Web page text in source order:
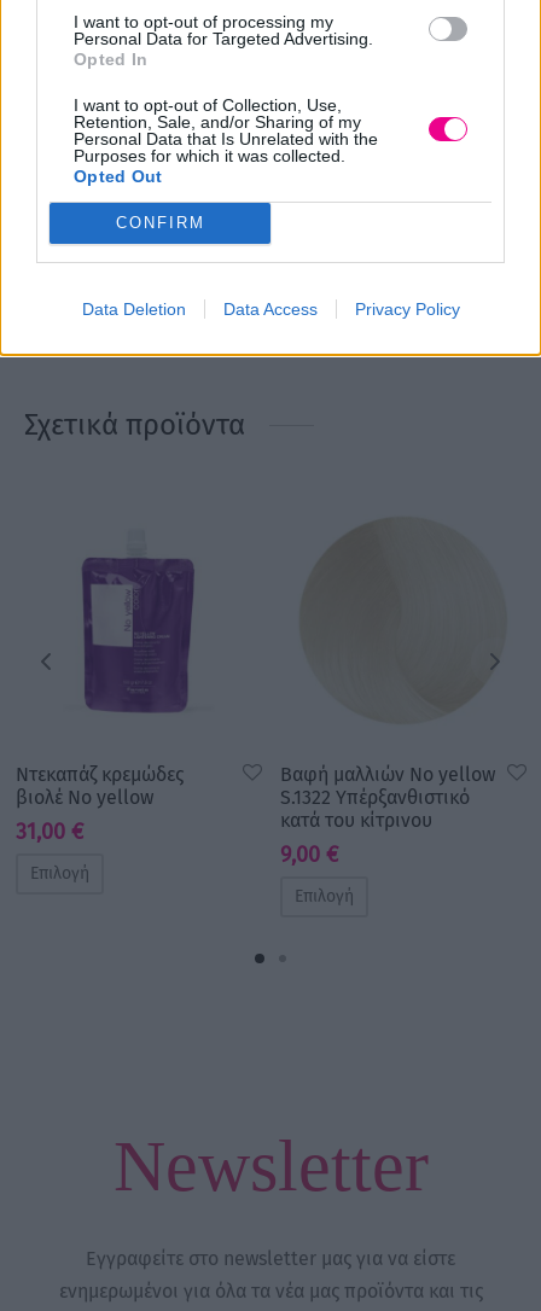
I want to opt-out of processing my
Personal Data for Targeted Advertising.
Opted In
I want to opt-out of Collection, Use,
Retention, Sale, and/or Sharing of my
Personal Data that Is Unrelated with the
Purposes for which it was collected.
Opted Out
CONFIRM
Data Deletion Data Access Privacy Policy
ένα πλαστικό σκουφάκι και αφήνετε να δράσει για 12
λεπτά. Ξεβγάζετε καλά και στεγνώνετε τα μαλλιά. Έπειτα
2Β σε ένα μπολάκι και εφαρμόζοντας το μείγμα σε όλα τα
μαλλιά. Αφήνετε να δράσει από 12 έως 24 λεπτά ανάλογα
με τη δυσκολία του χρώματος, κάνοντας μασάζ κάθε 5
λεπτά. Ξεβγάζετε και λούζετε τα μαλλιά με σαμπουάν και
αποχρωματισμού.
Σχετικά προϊόντα
Ντεκαπάζ κρεμώδες
βιολέ No yellow
31,00 €
Επιλογή
Βαφή μαλλιών No yellow
S.1322 Υπέρξανθιστικό
κατά του κίτρινου
9,00 €
Επιλογή
Newsletter
Εγγραφείτε στο newsletter μας για να είστε
ενημερωμένοι για όλα τα νέα μας προϊόντα και τις